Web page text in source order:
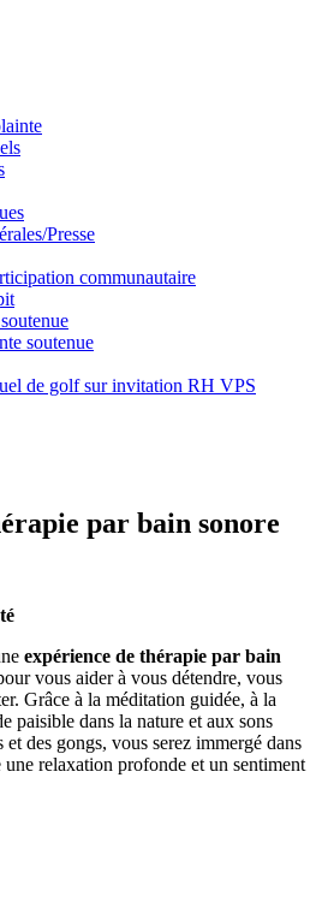
Presse
communautaire
soutenue
de golf sur invitation RH VPS
par bain sonore
expérience de thérapie par bain
vous aider à vous détendre, vous
Grâce à la méditation guidée, à la
paisible dans la nature et aux sons
et des gongs, vous serez immergé dans
relaxation profonde et un sentiment